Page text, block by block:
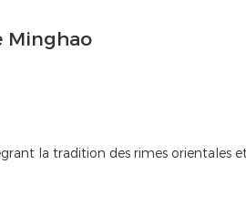
Minghao
la tradition des rimes orientales